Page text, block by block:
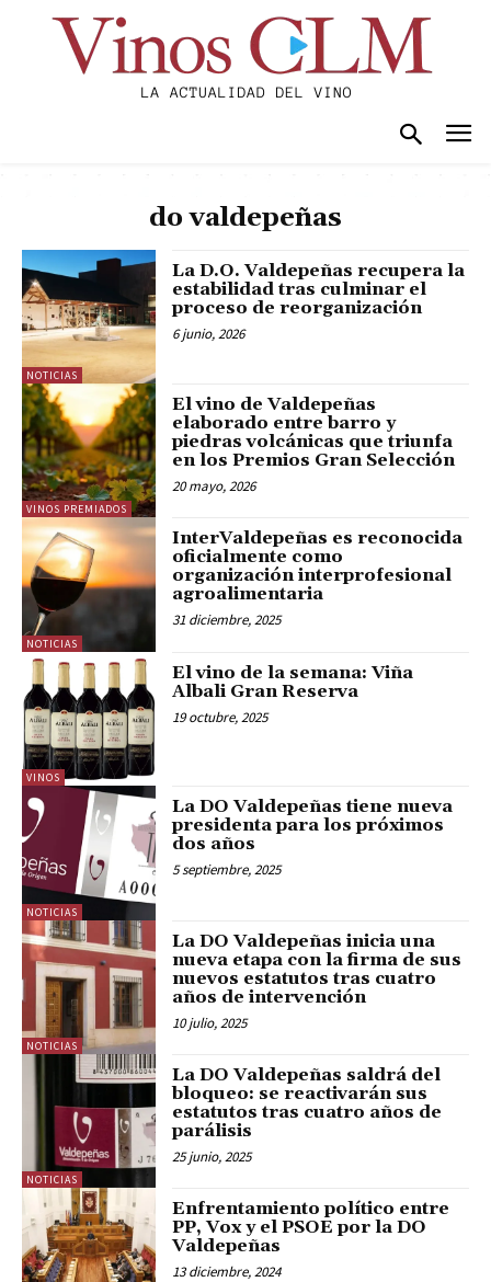
do valdepeñas
NOTICIAS
La D.O. Valdepeñas recupera la
estabilidad tras culminar el
proceso de reorganización
6 junio, 2026
VINOS PREMIADOS
El vino de Valdepeñas
elaborado entre barro y
piedras volcánicas que triunfa
en los Premios Gran Selección
20 mayo, 2026
NOTICIAS
InterValdepeñas es reconocida
oficialmente como
organización interprofesional
agroalimentaria
31 diciembre, 2025
VINOS
El vino de la semana: Viña
Albali Gran Reserva
19 octubre, 2025
NOTICIAS
La DO Valdepeñas tiene nueva
presidenta para los próximos
dos años
5 septiembre, 2025
NOTICIAS
La DO Valdepeñas inicia una
nueva etapa con la firma de sus
nuevos estatutos tras cuatro
años de intervención
10 julio, 2025
NOTICIAS
La DO Valdepeñas saldrá del
bloqueo: se reactivarán sus
estatutos tras cuatro años de
parálisis
25 junio, 2025
Enfrentamiento político entre
PP, Vox y el PSOE por la DO
Valdepeñas
13 diciembre, 2024